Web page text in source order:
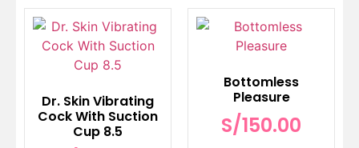
Dr. Skin Vibrating
Cock With Suction
Cup 8.5
Bottomless
Pleasure
S/150.00